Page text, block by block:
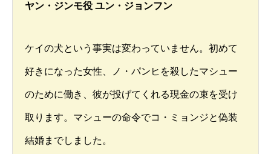
ヤン・ジンモ役 ユン・ジョンフン
ケイの犬という事実は変わっていません。初めて
好きになった女性、ノ・パンヒを殺したマシュー
のために働き、彼が投げてくれる現金の束を受け
取ります。マシューの命令でコ・ミョンジと偽装
結婚までしました。